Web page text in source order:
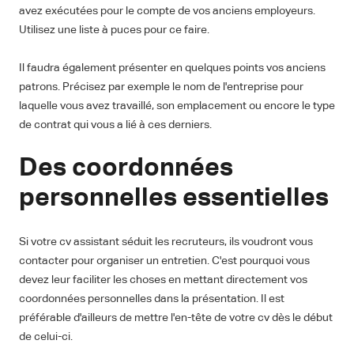
avez exécutées pour le compte de vos anciens employeurs.
Utilisez une liste à puces pour ce faire.
Il faudra également présenter en quelques points vos anciens
patrons. Précisez par exemple le nom de l'entreprise pour
laquelle vous avez travaillé, son emplacement ou encore le type
de contrat qui vous a lié à ces derniers.
Des coordonnées
personnelles essentielles
Si votre cv assistant séduit les recruteurs, ils voudront vous
contacter pour organiser un entretien. C'est pourquoi vous
devez leur faciliter les choses en mettant directement vos
coordonnées personnelles dans la présentation. Il est
préférable d'ailleurs de mettre l'en-tête de votre cv dès le début
de celui-ci.